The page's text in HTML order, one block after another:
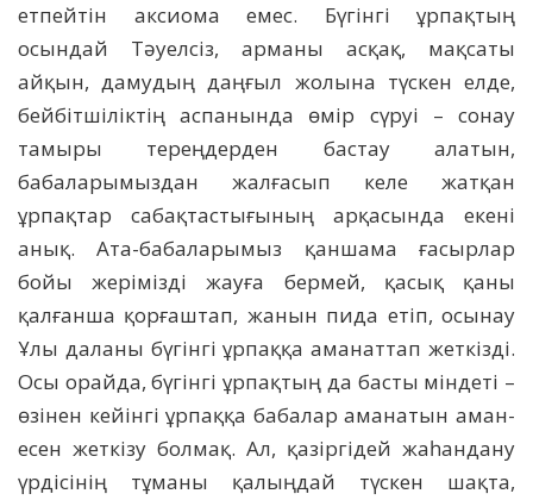
етпейтін аксиома емес. Бүгінгі ұрпақтың
осындай Тәуелсіз, арманы асқақ, мақсаты
айқын, дамудың даңғыл жолына түскен елде,
бейбітшіліктің аспанында өмір сүруі – сонау
тамыры тереңдерден бастау алатын,
бабаларымыздан жалғасып келе жатқан
ұрпақтар сабақтастығының арқасында екені
анық. Ата-бабаларымыз қаншама ғасырлар
бойы жерімізді жауға бермей, қасық қаны
қалғанша қорғаштап, жанын пида етіп, осынау
Ұлы даланы бүгінгі ұрпаққа аманаттап жеткізді.
Осы орайда, бүгінгі ұрпақтың да басты міндеті –
өзінен кейінгі ұрпаққа бабалар аманатын аман-
есен жеткізу болмақ. Ал, қазіргідей жаһандану
үрдісінің тұманы қалыңдай түскен шақта,